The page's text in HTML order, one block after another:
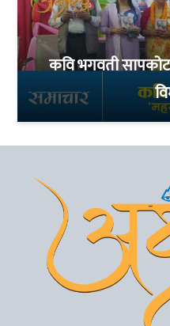
कवि भगवती